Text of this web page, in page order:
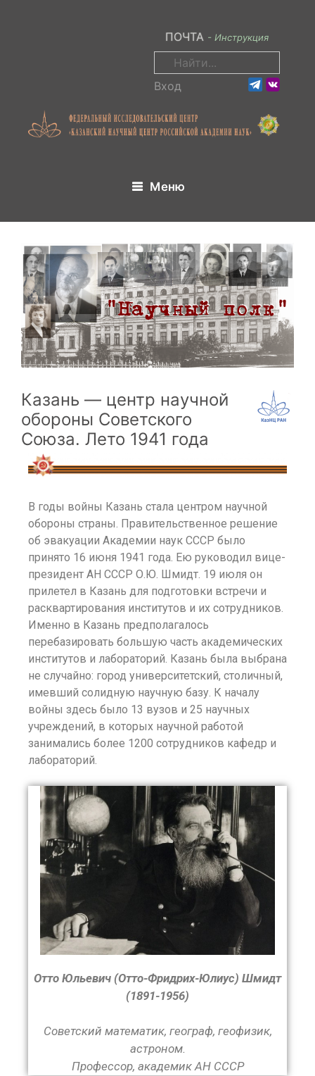
ПОЧТА - Инструкция
Вход
Меню
Казань — центр научной
обороны Советского
Союза. Лето 1941 года
В годы войны Казань стала центром научной
обороны страны. Правительственное решение
об эвакуации Академии наук СССР было
принято 16 июня 1941 года. Ею руководил вице-
президент АН СССР О.Ю. Шмидт. 19 июля он
прилетел в Казань для подготовки встречи и
расквартирования институтов и их сотрудников.
Именно в Казань предполагалось
перебазировать большую часть академических
институтов и лабораторий. Казань была выбрана
не случайно: город университетский, столичный,
имевший солидную научную базу. К началу
войны здесь было 13 вузов и 25 научных
учреждений, в которых научной работой
занимались более 1200 сотрудников кафедр и
лабораторий.
Отто Юльевич (Отто-Фридрих-Юлиус) Шмидт
(1891-1956)
Советский математик, географ, геофизик,
астроном.
Профессор, академик АН СССР